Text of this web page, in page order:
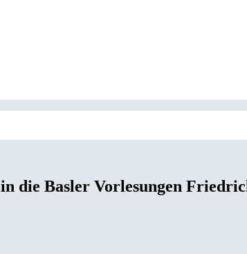
Basler Vorlesungen